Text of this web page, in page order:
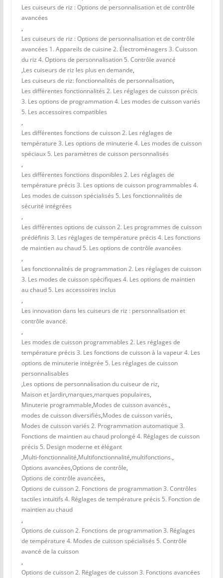
Les cuiseurs de riz : Options de personnalisation et de contrôle
avancées
,
Les cuiseurs de riz : Options de personnalisation et de contrôle
avancées 1. Appareils de cuisine 2. Électroménagers 3. Cuisson
du riz 4. Options de personnalisation 5. Contrôle avancé
,Les cuiseurs de riz les plus en demande,
Les cuiseurs de riz: fonctionnalités de personnalisation,
Les différentes fonctionnalités 2. Les réglages de cuisson précis
3. Les options de programmation 4. Les modes de cuisson variés
5. Les accessoires compatibles
,
Les différentes fonctions de cuisson 2. Les réglages de
température 3. Les options de minuterie 4. Les modes de cuisson
spéciaux 5. Les paramètres de cuisson personnalisés
,
Les différentes fonctions disponibles 2. Les réglages de
température précis 3. Les options de cuisson programmables 4.
Les modes de cuisson spécialisés 5. Les fonctionnalités de
sécurité intégrées
,
Les différentes options de cuisson 2. Les programmes de cuisson
prédéfinis 3. Les réglages de température précis 4. Les fonctions
de maintien au chaud 5. Les options de contrôle avancées
,
Les fonctionnalités de programmation 2. Les réglages de cuisson
3. Les modes de cuisson spécifiques 4. Les options de maintien
au chaud 5. Les accessoires inclus
,
Les innovation dans les cuiseurs de riz : personnalisation et
contrôle avancé.
,
Les modes de cuisson programmables 2. Les réglages de
température précis 3. Les fonctions de cuisson à la vapeur 4. Les
options de minuterie intégrée 5. Les réglages de cuisson
personnalisables
,Les options de personnalisation du cuiseur de riz,
Maison et Jardin,marques,marques populaires,
Minuterie programmable,Modes de cuisson avancés.,
modes de cuisson diversifiés,Modes de cuisson variés,
Modes de cuisson variés 2. Programmation automatique 3.
Fonctions de maintien au chaud prolongé 4. Réglages de cuisson
précis 5. Design moderne et élégant
,Multi-fonctionnalité,Multifonctionnalité,multifonctions.,
Options avancées,Options de contrôle,
Options de contrôle avancées,
Options de cuisson 2. Fonctions de programmation 3. Contrôles
tactiles intuitifs 4. Réglages de température précis 5. Fonction de
maintien au chaud
,
Options de cuisson 2. Fonctions de programmation 3. Réglages
de température 4. Modes de cuisson spécialisés 5. Contrôle
avancé de la cuisson
,
Options de cuisson 2. Réglages de cuisson 3. Fonctions avancées